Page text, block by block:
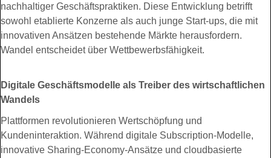
nachhaltiger Geschäftspraktiken. Diese Entwicklung betrifft
sowohl etablierte Konzerne als auch junge Start-ups, die mit
innovativen Ansätzen bestehende Märkte herausfordern.
Wandel entscheidet über Wettbewerbsfähigkeit.
Digitale Geschäftsmodelle als Treiber des wirtschaftlichen
Wandels
Plattformen revolutionieren Wertschöpfung und
Kundeninteraktion. Während digitale Subscription-Modelle,
innovative Sharing-Economy-Ansätze und cloudbasierte